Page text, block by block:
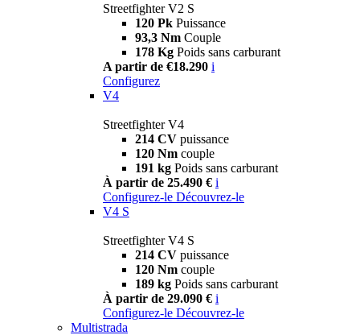
Streetfighter V2 S
120 Pk Puissance
93,3 Nm Couple
178 Kg Poids sans carburant
A partir de €18.290 i
Configurez
V4
Streetfighter V4
214 CV puissance
120 Nm couple
191 kg Poids sans carburant
À partir de 25.490 € i
Configurez-le Découvrez-le
V4 S
Streetfighter V4 S
214 CV puissance
120 Nm couple
189 kg Poids sans carburant
À partir de 29.090 € i
Configurez-le Découvrez-le
Multistrada